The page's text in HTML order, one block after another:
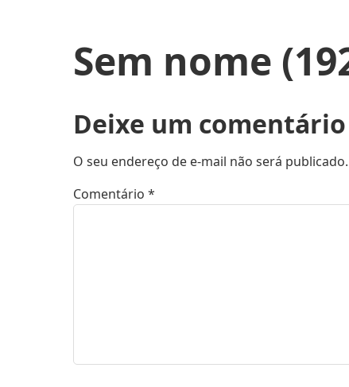
Sem nome
Deixe um comentário
O seu endereço de e-mail não será publicado.
Comentário *